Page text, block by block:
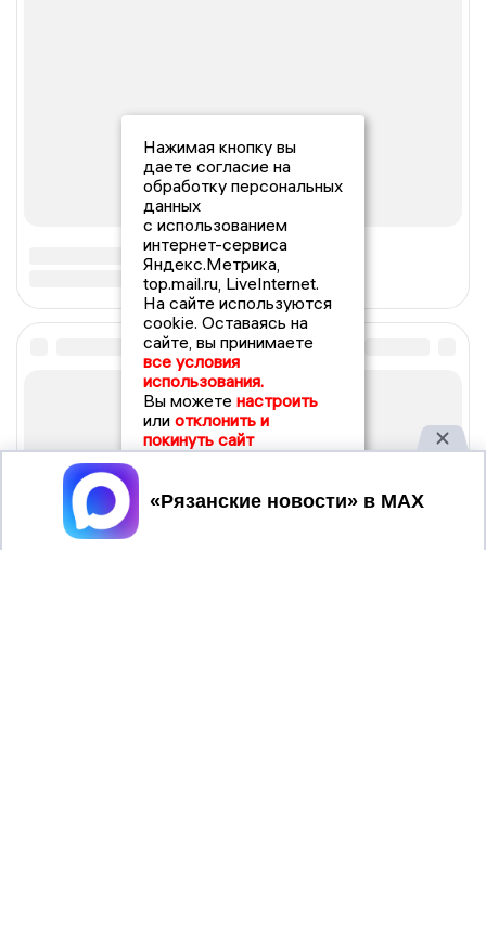
Нажимая кнопку вы
даете согласие на
обработку персональных
данных
с использованием
интернет-сервиса
Яндекс.Метрика,
top.mail.ru, LiveInternet.
На сайте используются
cookie. Оставаясь на
сайте, вы принимаете
все условия
использования.
Вы можете настроить
или отклонить и
покинуть сайт
Принять